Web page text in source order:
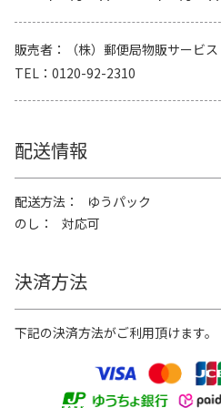
販売者
（株）郵便局物販サービス
TEL
0120-92-2310
配送情報
配送方法
ゆうパック
のし
対応可
決済方法
下記の決済方法がご利用頂けます。